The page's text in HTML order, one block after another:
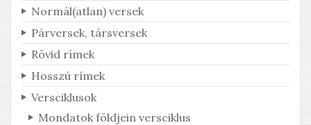
Derült égből pingpong
Normál(atlan) versek
Párversek, társversek
Rövid rímek
Hosszú rímek
Versciklusok
Mondatok földjein versciklus